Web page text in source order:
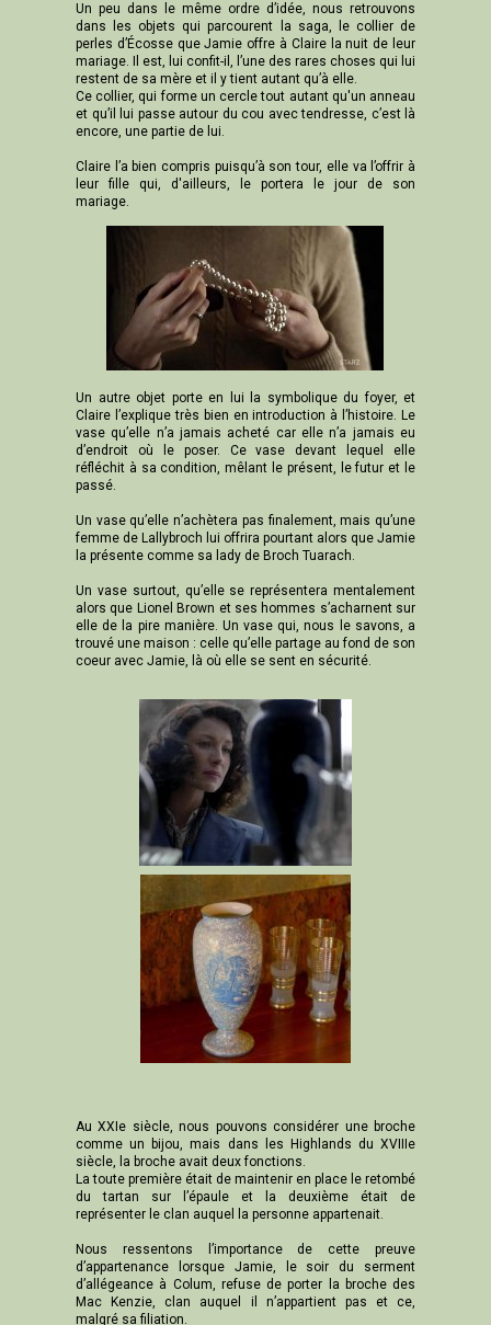
Un peu dans le même ordre d’idée, nous retrouvons
dans les objets qui parcourent la saga, le collier de
perles d’Écosse que Jamie offre à Claire la nuit de leur
mariage. Il est, lui confit-il, l’une des rares choses qui lui
restent de sa mère et il y tient autant qu’à elle.
Ce collier, qui forme un cercle tout autant qu'un anneau
et qu’il lui passe autour du cou avec tendresse, c’est là
encore, une partie de lui.
Claire l’a bien compris puisqu’à son tour, elle va l’offrir à
leur fille qui, d'ailleurs, le portera le jour de son
mariage.
Un autre objet porte en lui la symbolique du foyer, et
Claire l’explique très bien en introduction à l’histoire. Le
vase qu’elle n’a jamais acheté car elle n’a jamais eu
d’endroit où le poser. Ce vase devant lequel elle
réfléchit à sa condition, mêlant le présent, le futur et le
passé.
Un vase qu’elle n’achètera pas finalement, mais qu’une
femme de Lallybroch lui offrira pourtant alors que Jamie
la présente comme sa lady de Broch Tuarach.
Un vase surtout, qu’elle se représentera mentalement
alors que Lionel Brown et ses hommes s’acharnent sur
elle de la pire manière. Un vase qui, nous le savons, a
trouvé une maison : celle qu’elle partage au fond de son
coeur avec Jamie, là où elle se sent en sécurité.
Au XXIe siècle, nous pouvons considérer une broche
comme un bijou, mais dans les Highlands du XVIIIe
siècle, la broche avait deux fonctions.
La toute première était de maintenir en place le retombé
du tartan sur l’épaule et la deuxième était de
représenter le clan auquel la personne appartenait.
Nous ressentons l’importance de cette preuve
d’appartenance lorsque Jamie, le soir du serment
d’allégeance à Colum, refuse de porter la broche des
Mac Kenzie, clan auquel il n’appartient pas et ce,
malgré sa filiation.